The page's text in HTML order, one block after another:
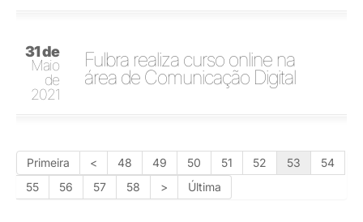
31 de
Maio
de
2021
Fulbra realiza curso online na
área de Comunicação Digital
Primeira < 48 49 50 51 52 53
54
55
56 57 58 > Última